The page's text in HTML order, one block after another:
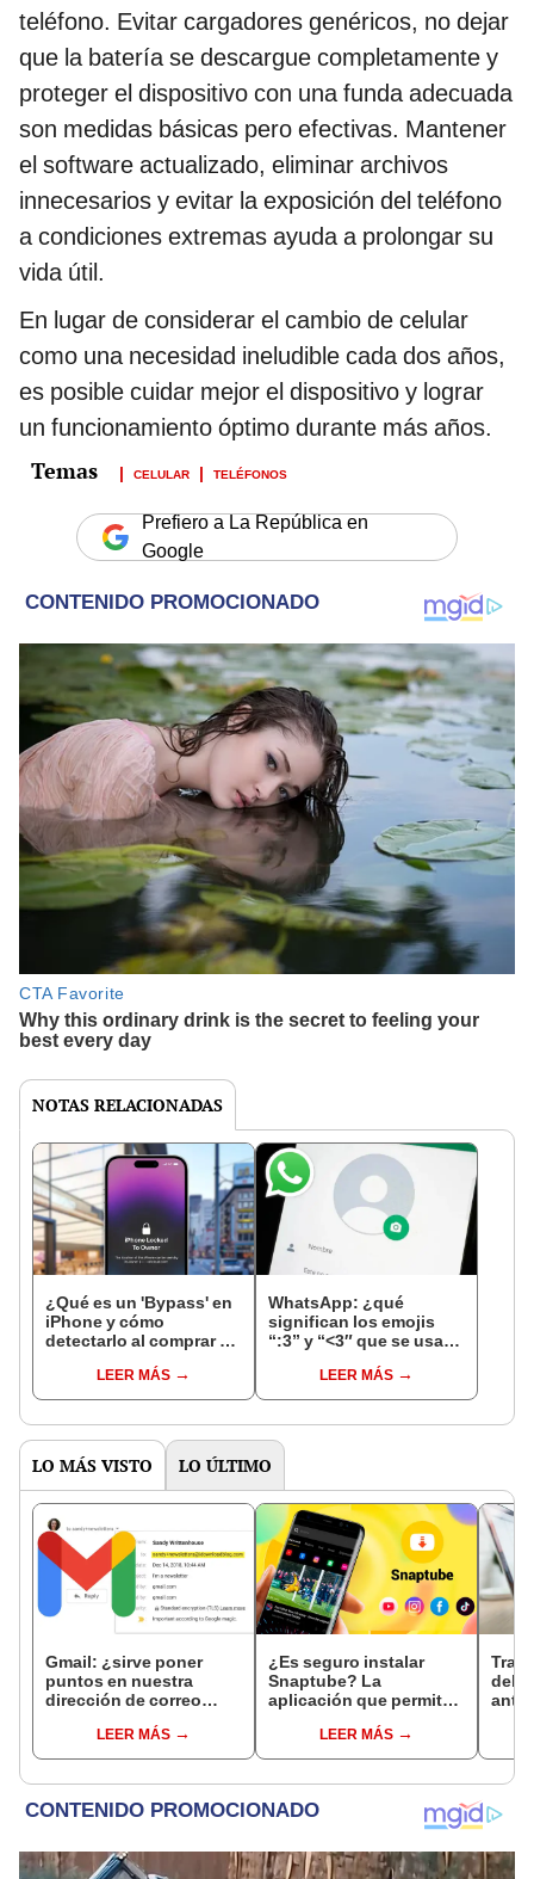
teléfono. Evitar cargadores genéricos, no dejar
que la batería se descargue completamente y
proteger el dispositivo con una funda adecuada
son medidas básicas pero efectivas. Mantener
el software actualizado, eliminar archivos
innecesarios y evitar la exposición del teléfono
a condiciones extremas ayuda a prolongar su
vida útil.
En lugar de considerar el cambio de celular
como una necesidad ineludible cada dos años,
es posible cuidar mejor el dispositivo y lograr
un funcionamiento óptimo durante más años.
CELULAR TELÉFONOS
Prefiero a La República en
Google
NOTAS RELACIONADAS
¿Qué es un 'Bypass' en
iPhone y cómo
detectarlo al comprar un
LEER MÁS
WhatsApp: ¿qué
significan los emojis
“:3” y “<3″ que se usan
LEER MÁS
LO MÁS VISTO LO ÚLTIMO
Gmail: ¿sirve poner
puntos en nuestra
dirección de correo
LEER MÁS
¿Es seguro instalar
Snaptube? La
aplicación que permite
YouTube en tu teléfono
LEER MÁS